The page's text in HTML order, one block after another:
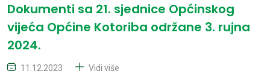
Dokumenti sa 21. sjednice Općinskog
vijeća Općine Kotoriba održane 3. rujna
2024.
11.12.2023 Vidi više